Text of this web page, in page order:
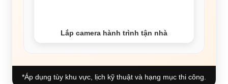
Lắp camera hành trình tận nhà
*Áp dụng tùy khu vực, lịch kỹ thuật và hạng mục thi công.